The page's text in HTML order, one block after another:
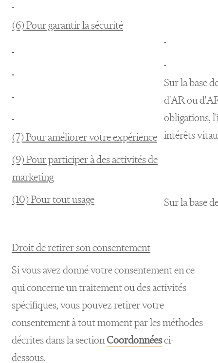
(6) Pour garantir la sécurité
(7) Pour améliorer votre expérience
(9) Pour participer à des activités de
marketing
(10) Pour tout usage
Sur la base
d'AR ou
obligations,
intérêts
Sur la base
Droit de retirer son consentement
Si vous avez donné votre consentement en ce
qui concerne un traitement ou des activités
spécifiques, vous pouvez retirer votre
consentement à tout moment par les méthodes
décrites dans la sectionCoordonnéesci-
dessous.